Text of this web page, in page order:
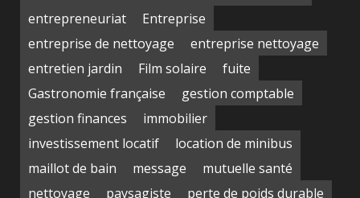
entrepreneuriat
Entreprise
entreprise de nettoyage
entreprise nettoyage
entretien jardin
Film solaire
fuite
Gastronomie française
gestion comptable
gestion finances
immobilier
investissement locatif
location de minibus
maillot de bain
message
mutuelle santé
nettoyage
paysagiste perte de poids durable